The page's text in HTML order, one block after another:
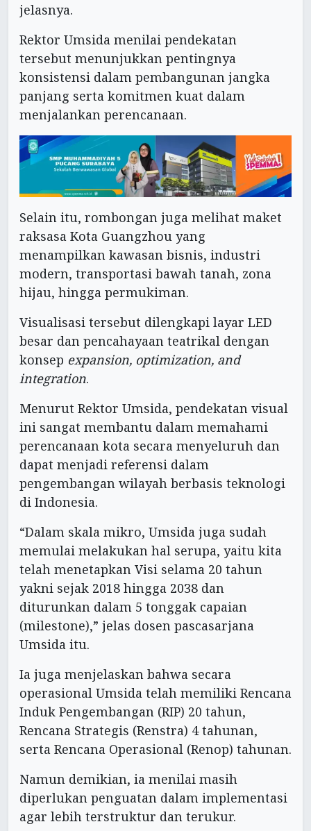
jelasnya.
Rektor Umsida menilai pendekatan
tersebut menunjukkan pentingnya
konsistensi dalam pembangunan jangka
panjang serta komitmen kuat dalam
menjalankan perencanaan.
Selain itu, rombongan juga melihat maket
raksasa Kota Guangzhou yang
menampilkan kawasan bisnis, industri
modern, transportasi bawah tanah, zona
hijau, hingga permukiman.
Visualisasi tersebut dilengkapi layar LED
besar dan pencahayaan teatrikal dengan
konsep expansion, optimization, and
integration.
Menurut Rektor Umsida, pendekatan visual
ini sangat membantu dalam memahami
perencanaan kota secara menyeluruh dan
dapat menjadi referensi dalam
pengembangan wilayah berbasis teknologi
di Indonesia.
“Dalam skala mikro, Umsida juga sudah
memulai melakukan hal serupa, yaitu kita
telah menetapkan Visi selama 20 tahun
yakni sejak 2018 hingga 2038 dan
diturunkan dalam 5 tonggak capaian
(milestone),” jelas dosen pascasarjana
Umsida itu.
Ia juga menjelaskan bahwa secara
operasional Umsida telah memiliki Rencana
Induk Pengembangan (RIP) 20 tahun,
Rencana Strategis (Renstra) 4 tahunan,
serta Rencana Operasional (Renop) tahunan.
Namun demikian, ia menilai masih
diperlukan penguatan dalam implementasi
agar lebih terstruktur dan terukur.